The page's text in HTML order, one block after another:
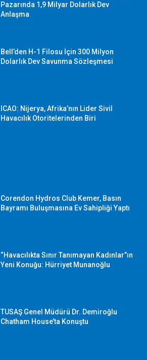
Pazarında 1,9 Milyar Dolarlık Dev
Anlaşma
Bell’den H-1 Filosu İçin 300 Milyon
Dolarlık Dev Savunma Sözleşmesi
ICAO: Nijerya, Afrika’nın Lider Sivil
Havacılık Otoritelerinden Biri
Corendon Hydros Club Kemer, Basın
Bayramı Buluşmasına Ev Sahipliği Yaptı
“Havacılıkta Sınır Tanımayan Kadınlar”ın
Yeni Konuğu: Hürriyet Munanoğlu
TUSAŞ Genel Müdürü Dr. Demiroğlu
Chatham House’ta Konuştu